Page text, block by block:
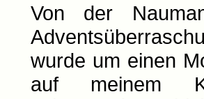
Von der
wurde um einen
auf meinem